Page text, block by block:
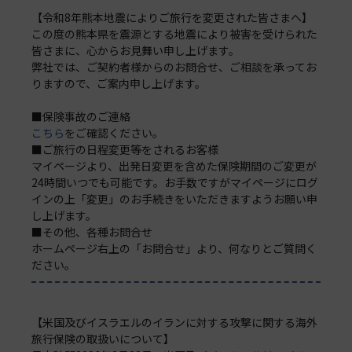
【令和8年熊本地震によりご旅行を変更された皆さまへ】
この度の熊本県を震源とする地震により被害を受けられた
皆さまに、心からお見舞い申し上げます。
弊社では、ご契約者様からのお問合せ、ご相談を承ってお
りますので、ご案内申し上げます。
■保険事故のご連絡
こちらをご確認ください。
■ご旅行の日程変更等をされるお客様
マイページより、出発日変更を含めた保険期間のご変更が
24時間いつでも可能です。お手数ですがマイページにログ
インの上「変更」のお手続きをいただきますようお願い申
し上げます。
■その他、各種お問合せ
ホームページ右上の「お問合せ」より、何なりとご質問く
ださい。
【米国及びイスラエルのイランに対する攻撃に関する海外
旅行保険の取扱いについて】